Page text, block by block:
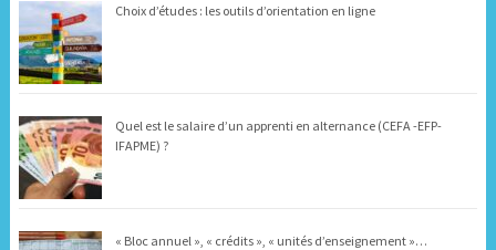
Choix d’études : les outils d’orientation en ligne
Quel est le salaire d’un apprenti en alternance (CEFA -EFP-
IFAPME) ?
« Bloc annuel », « crédits », « unités d’enseignement »…